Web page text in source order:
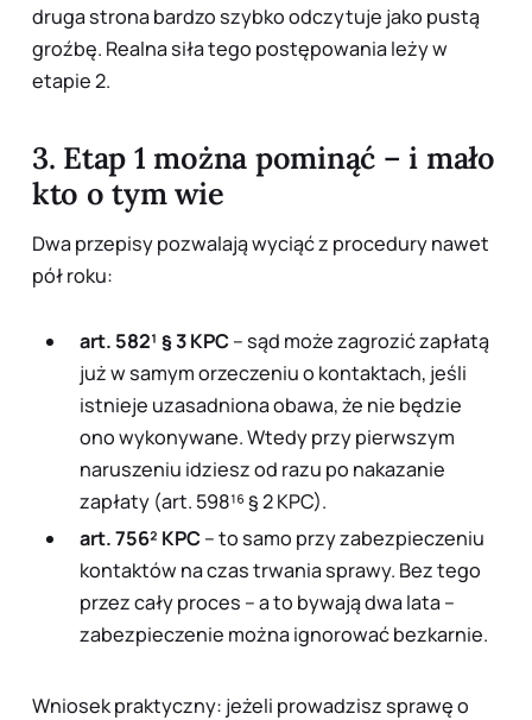
druga strona bardzo szybko odczytuje jako pustą
groźbę. Realna siła tego postępowania leży w
etapie 2.
3. Etap 1 można pominąć – i mało
kto o tym wie
Dwa przepisy pozwalają wyciąć z procedury nawet
pół roku:
art. 582¹ § 3 KPC– sąd może zagrozić zapłatą
już w samym orzeczeniu o kontaktach, jeśli
istnieje uzasadniona obawa, że nie będzie
ono wykonywane. Wtedy przy pierwszym
naruszeniu idziesz od razu po nakazanie
zapłaty (art. 598¹⁶ § 2 KPC).
art. 756² KPC– to samo przyzabezpieczeniu
kontaktów na czas trwania sprawy. Bez tego
przez cały proces – a to bywają dwa lata –
zabezpieczenie można ignorować bezkarnie.
Wniosek praktyczny: jeżeli prowadzisz sprawę o